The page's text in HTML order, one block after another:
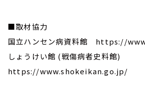
■取材協力
国立ハンセン病資料館 https://
しょうけい館 (戦傷病者史料館)
https://www.shokeikan.go.jp/